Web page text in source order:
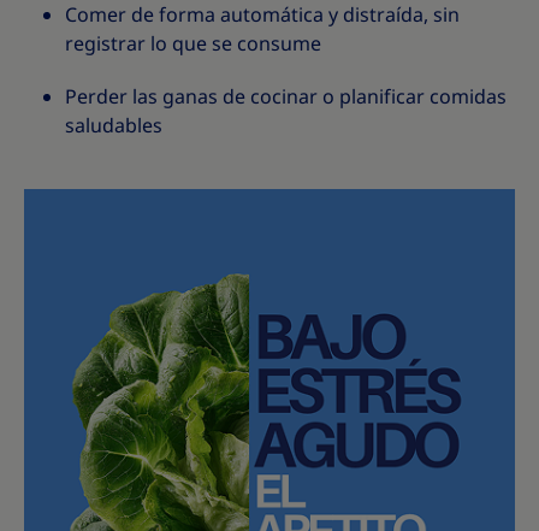
Comer de forma automática y distraída, sin
registrar lo que se consume
Perder las ganas de cocinar o planificar comidas
saludables